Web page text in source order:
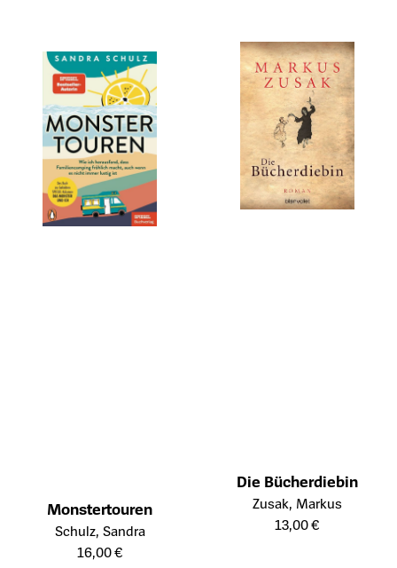
Monstertouren
Öffnet die Detailseite des Produkts
Schulz, Sandra
16,00 €
Die Bücherdiebin
Öffnet die Detailseite des
Zusak, Markus
13,00 €